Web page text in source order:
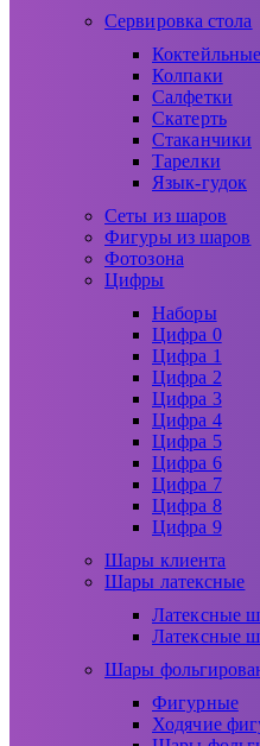
Сервировка стола
Колпаки
Салфетки
Скатерть
Стаканчики
Тарелки
Язык-гудок
Сеты из шаров
Фигуры из шаров
Фотозона
Цифры
Наборы
Цифра 0
Цифра 1
Цифра 2
Цифра 3
Цифра 4
Цифра 5
Цифра 6
Цифра 7
Цифра 8
Цифра 9
Шары клиента
Шары латексные
Латексные
Латексные
Шары
Фигурные
Ходячие